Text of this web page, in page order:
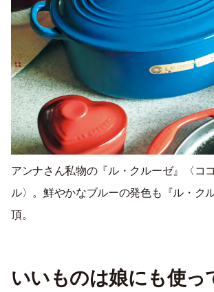
アンナさん私物の『ル・クルーゼ』〈コ
ル〉。鮮やかなブルーの発色も『ル・ク
頂。
いいものは娘にも使っ